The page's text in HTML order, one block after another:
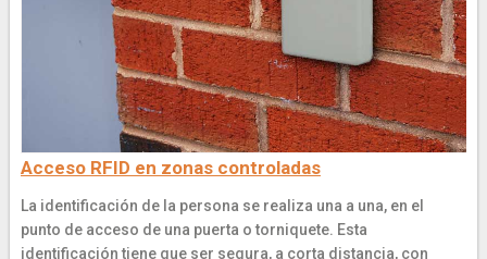
Acceso RFID en zonas controladas
La identificación de la persona se realiza una a una, en el
punto de acceso de una puerta o torniquete. Esta
identificación tiene que ser segura, a corta distancia, con